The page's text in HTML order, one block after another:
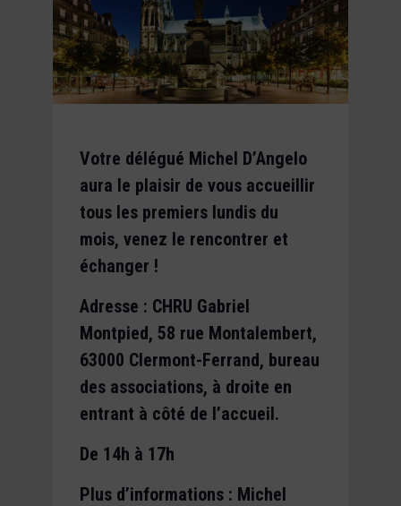
Votre délégué Michel D’Angelo
aura le plaisir de vous accueillir
tous les premiers lundis du
mois, venez le rencontrer et
échanger !
Adresse : CHRU Gabriel
Montpied, 58 rue Montalembert,
63000 Clermont-Ferrand, bureau
des associations, à droite en
entrant à côté de l’accueil.
De 14h à 17h
Plus d’informations : Michel